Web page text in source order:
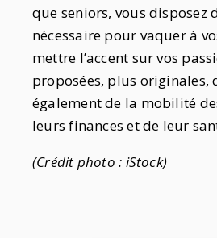
que seniors, vous disposez
nécessaire pour vaquer à
mettre l’accent sur vos
proposées, plus originales,
également de la mobilité
leurs finances et de leur
(Crédit photo : iStock)